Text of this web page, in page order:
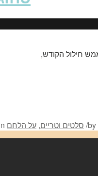
חילול הקודש,
סלטים וטריים, על הלחם /by